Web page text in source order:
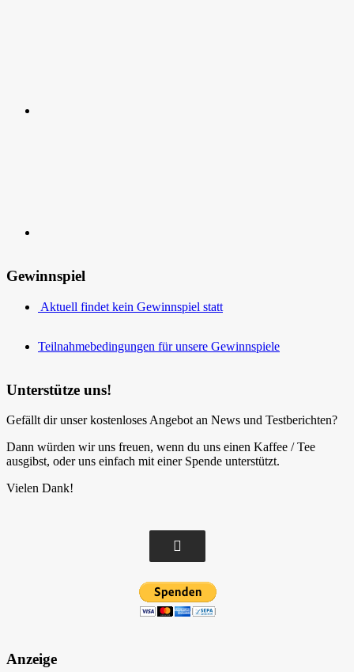
Gewinnspiel
Aktuell findet kein Gewinnspiel statt
Teilnahmebedingungen für unsere Gewinnspiele
Unterstütze uns!
Gefällt dir unser kostenloses Angebot an News und Testberichten?
Dann würden wir uns freuen, wenn du uns einen Kaffee / Tee
ausgibst, oder uns einfach mit einer Spende unterstützt.
Vielen Dank!
Anzeige